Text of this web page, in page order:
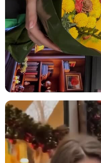
Kullanım Alanları ve Öneriler
Bu zarif ve şık aranjman,
geniş bir kullanım alanına
Ev Dekorasyonu:Modern bir
köşesinde harika bir seçenek
veya misafir odasında
kullanılabilir.
Ofis Hediyesi:Çalışma
hem şık hem de anlamlı bir
harika bir tercih olacaktır. Ofis
Tören ve Kutlamalar:
Düğün,
davetlerde, bu aranjman
Hem görsel olarak dikkat
kalır.
Yeni Ev Hediyesi:
Yeni bir